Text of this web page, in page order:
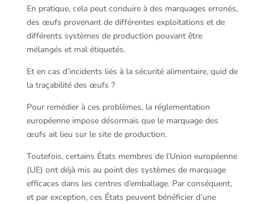
En pratique, cela peut conduire à des marquages erronés,
des œufs provenant de différentes exploitations et de
différents systèmes de production pouvant être
mélangés et mal étiquetés.
Et en cas d’incidents liés à la sécurité alimentaire, quid de
la traçabilité des œufs ?
Pour remédier à ces problèmes, la réglementation
européenne impose désormais que le marquage des
œufs ait lieu sur le site de production.
Toutefois, certains États membres de l’Union européenne
(UE) ont déjà mis au point des systèmes de marquage
efficaces dans les centres d’emballage. Par conséquent,
et par exception, ces États peuvent bénéficier d’une